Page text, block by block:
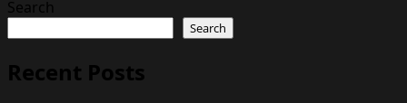
Search
Search
Recent Posts